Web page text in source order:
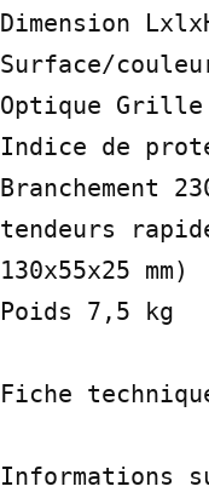
Dimension
Surface/
Optique Grille
Indice de
Branchement
tendeurs
130x55x25 mm)
Poids 7,5 kg
Fiche
Informations